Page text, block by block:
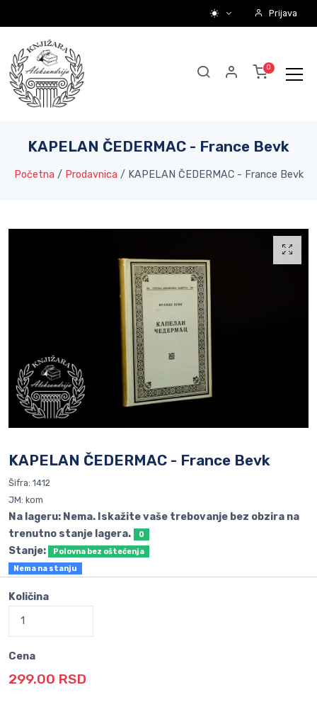
Prijava
KAPELAN ČEDERMAC - France Bevk
Početna / Prodavnica / KAPELAN ČEDERMAC - France Bevk
KAPELAN ČEDERMAC - France Bevk
Šifra: 1412
JM: kom
Na lageru: Nema. Iskažite vaše trebovanje bez obzira na
trenutno stanje lagera.
0
Stanje:
Polovna bez oštećenja
Nema na stanju
Količina
Cena
299.00 RSD